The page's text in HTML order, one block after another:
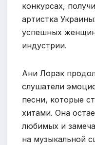
конкурсах,
артистка
успешных
индустрии.
Ани Лорак
слушатели
песни, которые
хитами. Она
любимых и
на музыкальной